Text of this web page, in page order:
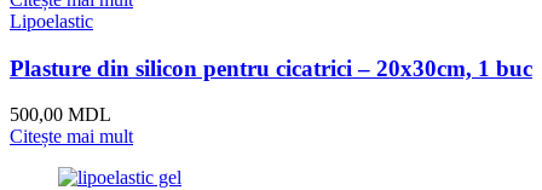
Lipoelastic
Plasture din silicon pentru cicatrici – 20x30cm, 1 buc
500,00 MDL
Citește mai mult